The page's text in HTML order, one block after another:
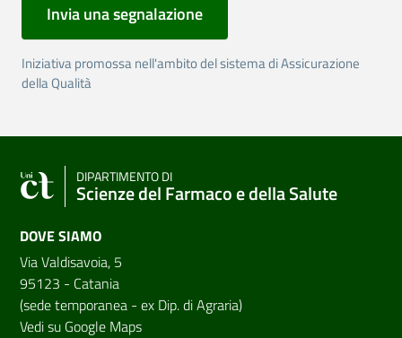
Invia una segnalazione
Iniziativa promossa nell'ambito del sistema di Assicurazione
della Qualità
DIPARTIMENTO DI
Scienze del Farmaco e della Salute
DOVE SIAMO
Via Valdisavoia, 5
95123 - Catania
(sede temporanea - ex Dip. di Agraria)
Vedi su Google Maps